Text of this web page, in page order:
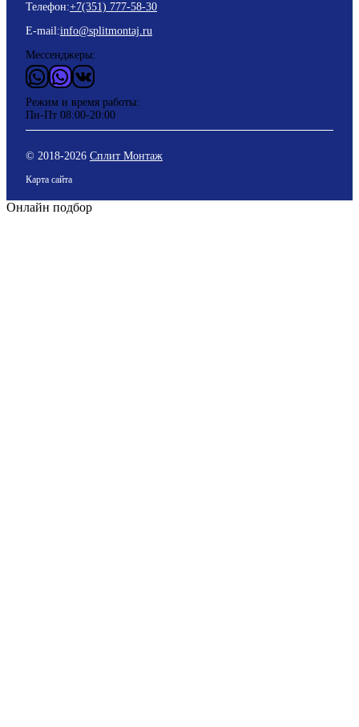
Телефон:+7(351) 777-58-30
E-mail:info@splitmontaj.ru
Мессенджеры:
WhatsApp
ViderВКонтакте
Режим и время работы:
Пн-Пт 08:00-20:00
© 2018-2026 Сплит Монтаж
Карта сайта
Онлайн подбор